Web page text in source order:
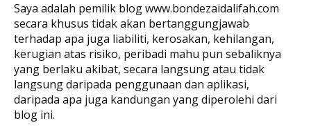
Saya adalah pemilik blog www.bondezaidalifah.com
secara khusus tidak akan bertanggungjawab
terhadap apa juga liabiliti, kerosakan, kehilangan,
kerugian atas risiko, peribadi mahu pun sebaliknya
yang berlaku akibat, secara langsung atau tidak
langsung daripada penggunaan dan aplikasi,
daripada apa juga kandungan yang diperolehi dari
blog ini.